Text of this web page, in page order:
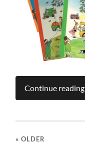
Continue reading
« OLDER